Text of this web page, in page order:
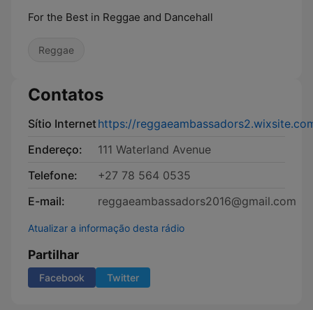
For the Best in Reggae and Dancehall
Reggae
Contatos
Sítio Internethttps://
Endereço:
111 Waterland Avenue
Telefone:
+27 78 564 0535
E-mail:
reggaeambassadors2016@gmail.com
Atualizar a informação desta rádio
Partilhar
Facebook Twitter